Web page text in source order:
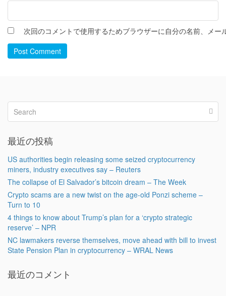
次回のコメントで使用するためブラウザーに自分の名前、メー
Post Comment
最近の投稿
US authorities begin releasing some seized cryptocurrency
miners, industry executives say – Reuters
The collapse of El Salvador’s bitcoin dream – The Week
Crypto scams are a new twist on the age-old Ponzi scheme –
Turn to 10
4 things to know about Trump’s plan for a ‘crypto strategic
reserve’ – NPR
NC lawmakers reverse themselves, move ahead with bill to invest
State Pension Plan in cryptocurrency – WRAL News
最近のコメント